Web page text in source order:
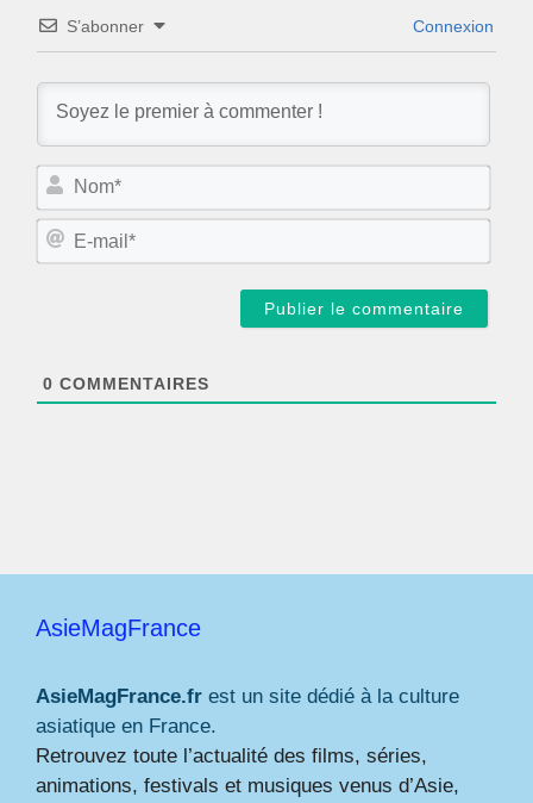
S’abonner Connexion
N
m
E
0 COMMENTAIRES
AsieMagFrance
AsieMagFrance.fr est un site dédié à la culture
asiatique en France.
Retrouvez toute l’actualité des films, séries,
animations, festivals et musiques venus d’Asie,